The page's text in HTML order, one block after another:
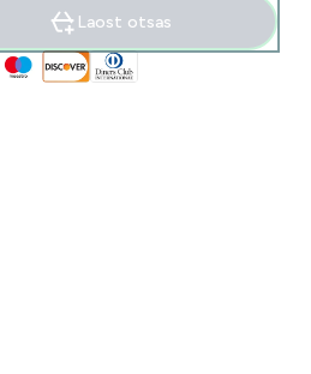
Laost otsas